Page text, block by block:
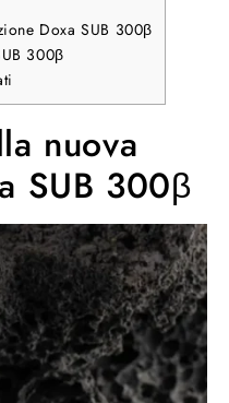
Doxa SUB 300β
300β
nuova
SUB 300β